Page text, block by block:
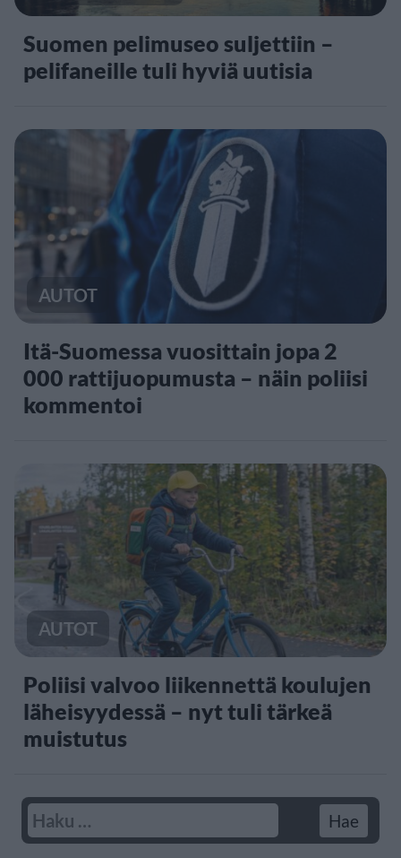
Suomen pelimuseo suljettiin –
pelifaneille tuli hyviä uutisia
AUTOT
Itä-Suomessa vuosittain jopa 2
000 rattijuopumusta – näin poliisi
kommentoi
AUTOT
Poliisi valvoo liikennettä koulujen
läheisyydessä – nyt tuli tärkeä
muistutus